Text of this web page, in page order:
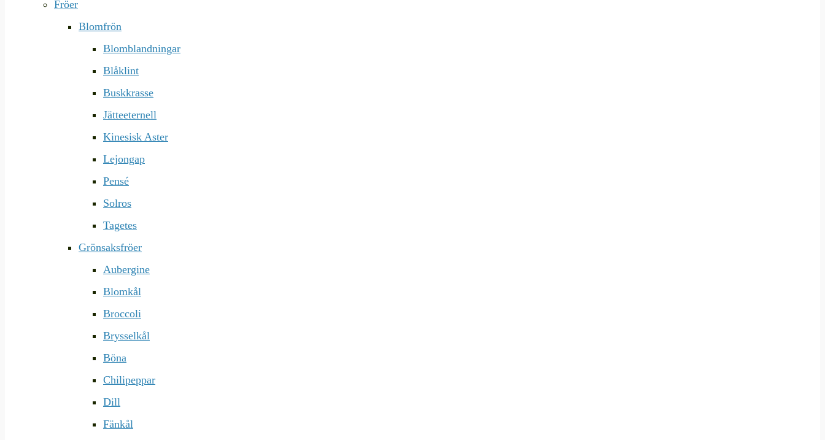
Fröer
Blomfrön
Blomblandningar
Blåklint
Buskkrasse
Jätteeternell
Kinesisk Aster
Lejongap
Pensé
Solros
Tagetes
Grönsaksfröer
Aubergine
Blomkål
Broccoli
Brysselkål
Böna
Chilipeppar
Dill
Fänkål